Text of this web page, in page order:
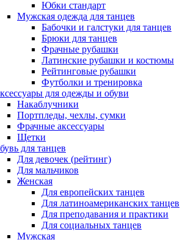
Юбки стандарт
Мужская одежда для танцев
Бабочки и галстуки для танцев
Брюки для танцев
Фрачные рубашки
Латинские рубашки и костюмы
Рейтинговые рубашки
Футболки и тренировка
для одежды и обуви
Накаблучники
Портпледы, чехлы, сумки
Фрачные аксессуары
Щетки
для танцев
Для девочек (рейтинг)
Для мальчиков
Женская
Для европейских танцев
Для латиноамериканских танцев
Для преподавания и практики
Для социальных танцев
Мужская